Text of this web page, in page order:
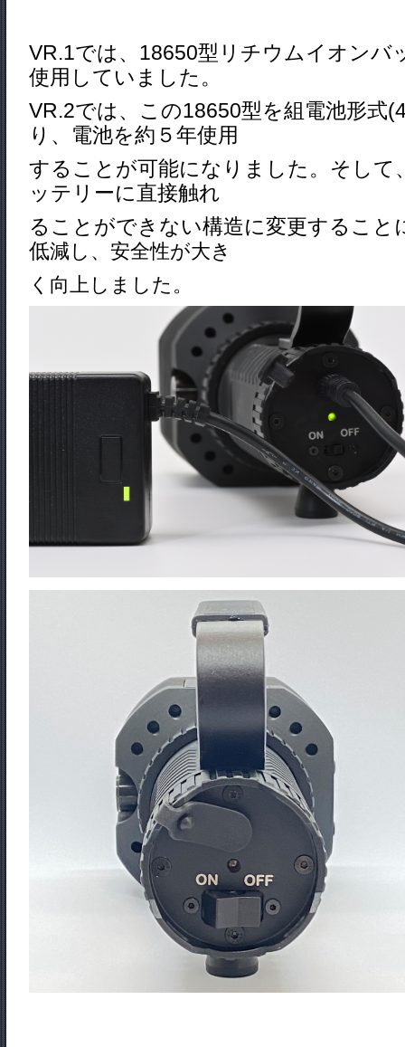
VR.1では、18650型リチウムイオンバ
使用していました。
VR.2では、この18650型を組電池形式
り、電池を約５年使用
することが可能になりました。 そして
ッテリーに直接触れ
ること ができない構造に変更すること
低減し、安全性が大き
く向上しました。